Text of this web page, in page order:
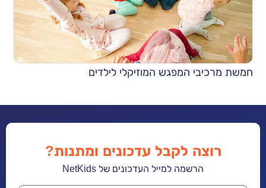
חמשת מרכיבי המפגש המוזיקלי לילדים
רוצה לקבל עדכונים ומתנות?
הרשמה למייל העדכונים של NetKids